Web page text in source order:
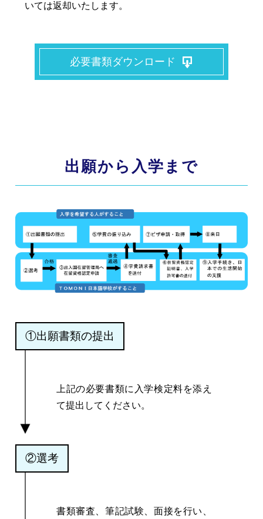
いては返却いたします。
必要書類ダウンロード
出願から入学まで
①出願書類の提出
上記の必要書類に入学検定料を添え
て提出してください。
②選考
書類審査、筆記試験、面接を行い、